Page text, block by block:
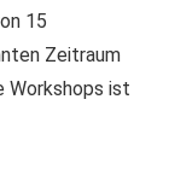
15
Zeitraum
Workshops ist